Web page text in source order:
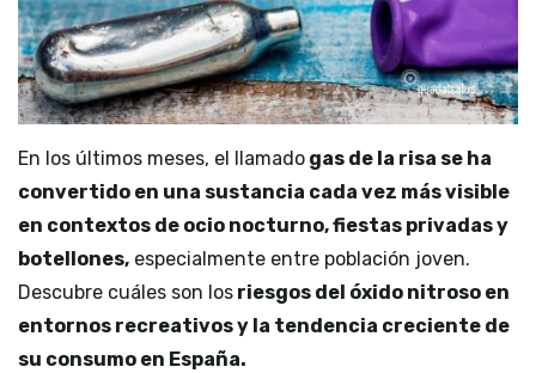
En los últimos meses, el llamado gas de la risa se ha
convertido en una sustancia cada vez más visible
en contextos de ocio nocturno, fiestas privadas y
botellones, especialmente entre población joven.
Descubre cuáles son los riesgos del óxido nitroso en
entornos recreativos y la tendencia creciente de
su consumo en España.